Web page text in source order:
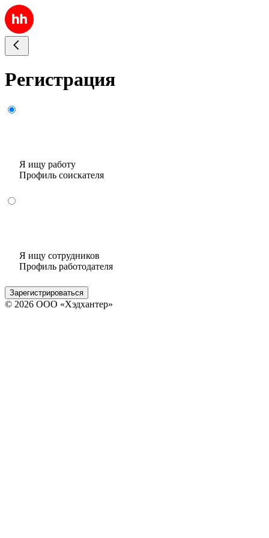
Регистрация
Я ищу работу
Профиль соискателя
Я ищу сотрудников
Профиль работодателя
Зарегистрироваться
© 2026 ООО «Хэдхантер»